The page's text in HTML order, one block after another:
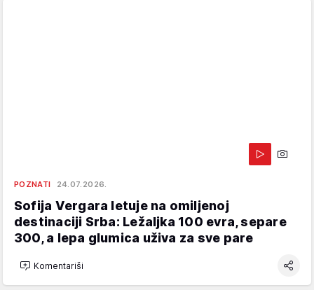
POZNATI 24.07.2026.
Sofija Vergara letuje na omiljenoj
destinaciji Srba: Ležaljka 100 evra, separe
300, a lepa glumica uživa za sve pare
Komentariši